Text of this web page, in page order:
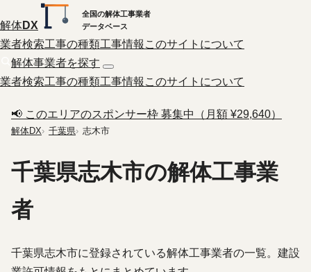
解体DX
全国の解体工事業者
データベース
業者検索工事の種類工事情報 このサイトについて
解体事業者を探す
業者検索工事の種類工事情報 このサイトについて
📢 このエリアのスポンサー枠 募集中（月額 ¥29,640）
解体DX 千葉県 志木市
千葉県志木市の解体工事業
者
千葉県志木市に登録されている解体工事業者の一覧。建設